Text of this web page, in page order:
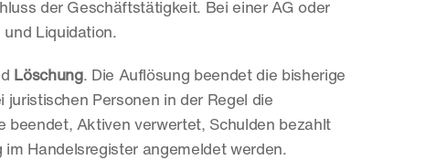
der Geschäftstätigkeit. Bei einer AG oder
Liquidation.
Löschung. Die Auflösung beendet die bisherige
Personen in der Regel die
beendet, Aktiven verwertet, Schulden bezahlt
Handelsregister angemeldet werden.